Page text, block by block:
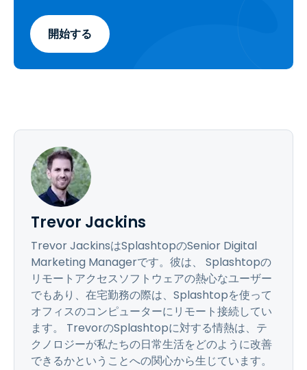
開始する
Trevor Jackins
Trevor JackinsはSplashtopのSenior Digital
Marketing Managerです。彼は、 Splashtopの
リモートアクセスソフトウェアの熱心なユーザー
でもあり、在宅勤務の際は、Splashtopを使って
オフィスのコンピューターにリモート接続してい
ます。 TrevorのSplashtopに対する情熱は、テ
クノロジーが私たちの日常生活をどのように改善
できるかということへの関心から生じています。